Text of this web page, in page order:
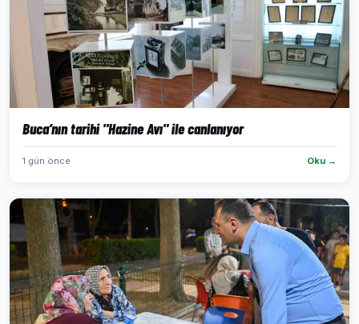
Buca’nın tarihi "Hazine Avı" ile canlanıyor
1 gün önce Oku →